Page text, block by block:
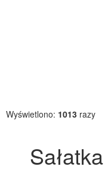
Wyświetlono: 1013 razy